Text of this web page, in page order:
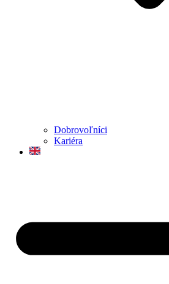
Dobrovoľníci
Kariéra